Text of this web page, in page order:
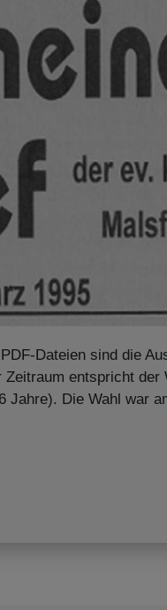
Dateien sind die
Zeitraum entspricht der
Jahre). Die Wahl war